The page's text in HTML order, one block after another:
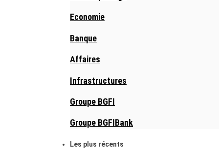
Economie
Banque
Affaires
Infrastructures
Groupe BGFI
Groupe BGFIBank
Les plus récents